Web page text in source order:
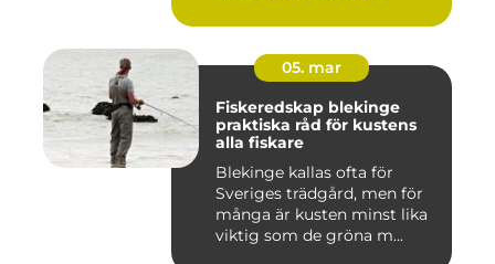
05. mar
Fiskeredskap blekinge
praktiska råd för kustens
alla fiskare
Blekinge kallas ofta för
Sveriges trädgård, men för
många är kusten minst lika
viktig som de gröna m...